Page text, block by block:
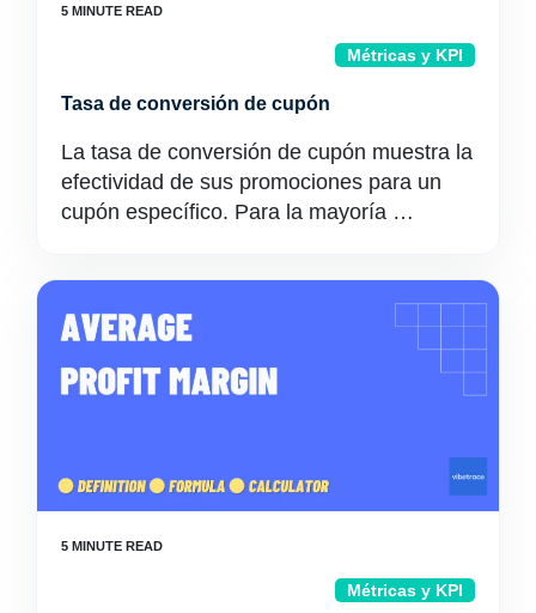
Métricas y KPI
Tasa de conversión de cupón
La tasa de conversión de cupón muestra la
efectividad de sus promociones para un
cupón específico. Para la mayoría …
Métricas y KPI